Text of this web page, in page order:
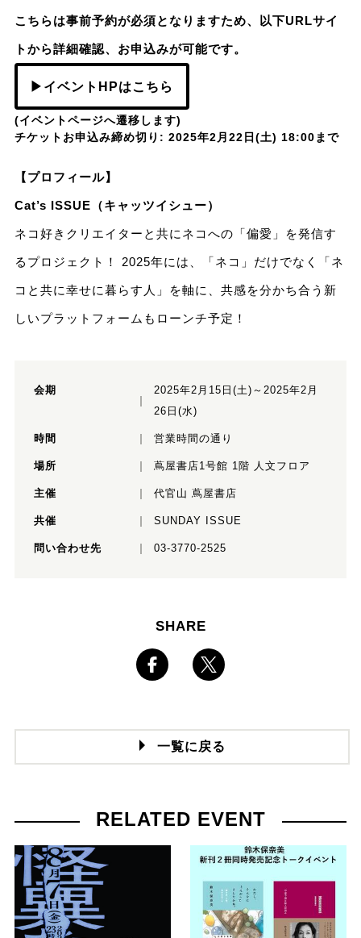
こちらは事前予約が必須となりますため、以下URLサイ
トから詳細確認、お申込みが可能です。
▶イベントHPはこちら
(イベントページへ遷移します)
チケットお申込み締め切り: 2025年2月22日(土) 18:00まで
【プロフィール】
Cat’s ISSUE（キャッツイシュー）
ネコ好きクリエイターと共にネコへの「偏愛」を発信す
るプロジェクト！ 2025年には、「ネコ」だけでなく「ネ
コと共に幸せに暮らす人」を軸に、共感を分かち合う新
しいプラットフォームもローンチ予定！
会期
2025年2月15日(土)～2025年2月
26日(水)
時間 営業時間の通り
場所 蔦屋書店1号館 1階 人文フロア
主催 代官山 蔦屋書店
共催 SUNDAY ISSUE
問い合わせ先 03-3770-2525
SHARE
一覧に戻る
RELATED EVENT